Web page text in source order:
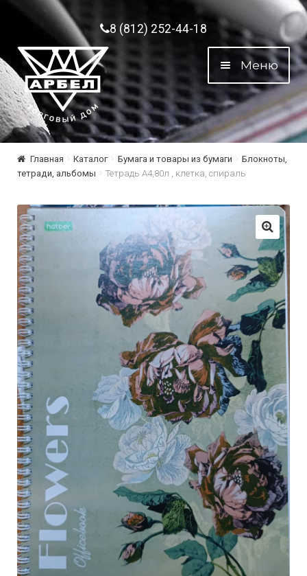
Перейти к навигации
Перейти к содержимому8 (812) 252-44-18
Меню
Главная Каталог Бумага и товары из бумаги
Блокноты,
тетради, альбомы
Тетрадь А4,80л , клетка, спираль
🔍